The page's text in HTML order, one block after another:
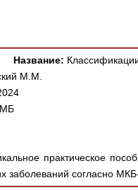
Название:
М.М.
практическое
заболеваний согласно